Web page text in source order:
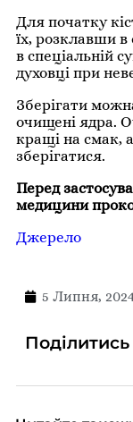
Для початку
їх, розклавши в
в спеціальній
духовці при
Зберігати
очищені ядра.
кращі на смак,
зберігатися.
Перед
медицини
Джерело
5 Липня,
Поділитись